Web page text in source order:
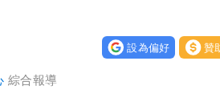
設為偏好 贊助
綜合報導